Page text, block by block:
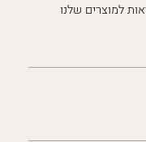
למוצרים שלנו